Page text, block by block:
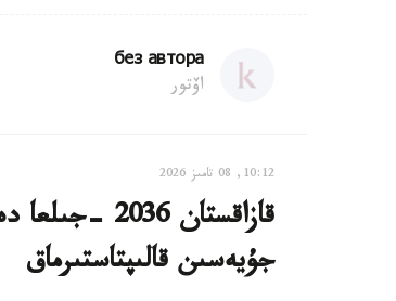
без автора
اۆتور
10:12, 08 تامىز 2026
قازاقستان
جۇيەسىن قالىپتاستىرماق